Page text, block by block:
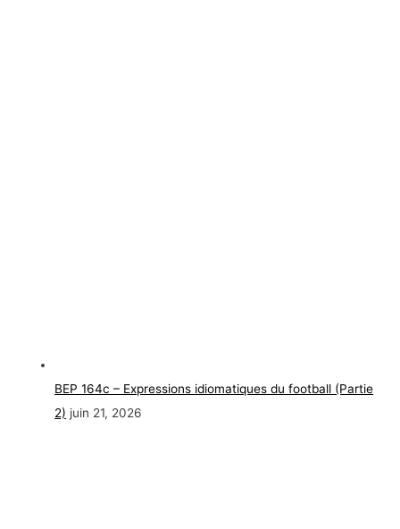
BEP 164c – Expressions idiomatiques du football (Partie
2) juin 21, 2026